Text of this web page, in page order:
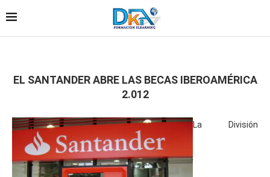
EL SANTANDER ABRE LAS BECAS IBEROAMÉRICA
2.012
La División